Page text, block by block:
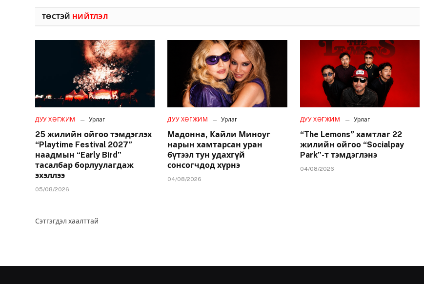
ТӨСТЭЙ НИЙТЛЭЛ
ДУУ ХӨГЖИМ Урлаг
25 жилийн ойгоо тэмдэглэх
“Playtime Festival 2027”
наадмын “Early Bird”
тасалбар борлуулагдаж
эхэллээ
05/08/2026
ДУУ ХӨГЖИМ Урлаг
Мадонна, Кайли Миноуг
нарын хамтарсан уран
бүтээл тун удахгүй
сонсогчдод хүрнэ
04/08/2026
ДУУ ХӨГЖИМ Урлаг
“The Lemons” хамтлаг 22
жилийн ойгоо “Socialpay
Park”-т тэмдэглэнэ
04/08/2026
Сэтгэгдэл хаалттай